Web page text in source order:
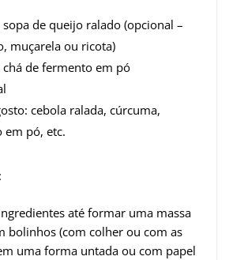
de queijo ralado (opcional –
muçarela ou ricota)
de fermento em pó
cebola ralada, cúrcuma,
em pó, etc.
até formar uma massa
bolinhos (com colher ou com as
uma forma untada ou com papel